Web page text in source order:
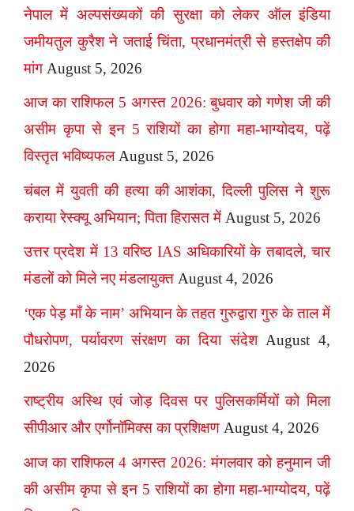
नेपाल में अल्पसंख्यकों की सुरक्षा को लेकर ऑल इंडिया
जमीयतुल कुरैश ने जताई चिंता, प्रधानमंत्री से हस्तक्षेप की
मांग August 5, 2026
आज का राशिफल 5 अगस्त 2026: बुधवार को गणेश जी की
असीम कृपा से इन 5 राशियों का होगा महा-भाग्योदय, पढ़ें
विस्तृत भविष्यफल August 5, 2026
चंबल में युवती की हत्या की आशंका, दिल्ली पुलिस ने शुरू
कराया रेस्क्यू अभियान; पिता हिरासत में August 5, 2026
उत्तर प्रदेश में 13 वरिष्ठ IAS अधिकारियों के तबादले, चार
मंडलों को मिले नए मंडलायुक्त August 4, 2026
‘एक पेड़ माँ के नाम’ अभियान के तहत गुरुद्वारा गुरु के ताल में
पौधरोपण, पर्यावरण संरक्षण का दिया संदेश August 4,
2026
राष्ट्रीय अस्थि एवं जोड़ दिवस पर पुलिसकर्मियों को मिला
सीपीआर और एर्गोनॉमिक्स का प्रशिक्षण August 4, 2026
आज का राशिफल 4 अगस्त 2026: मंगलवार को हनुमान जी
की असीम कृपा से इन 5 राशियों का होगा महा-भाग्योदय, पढ़ें